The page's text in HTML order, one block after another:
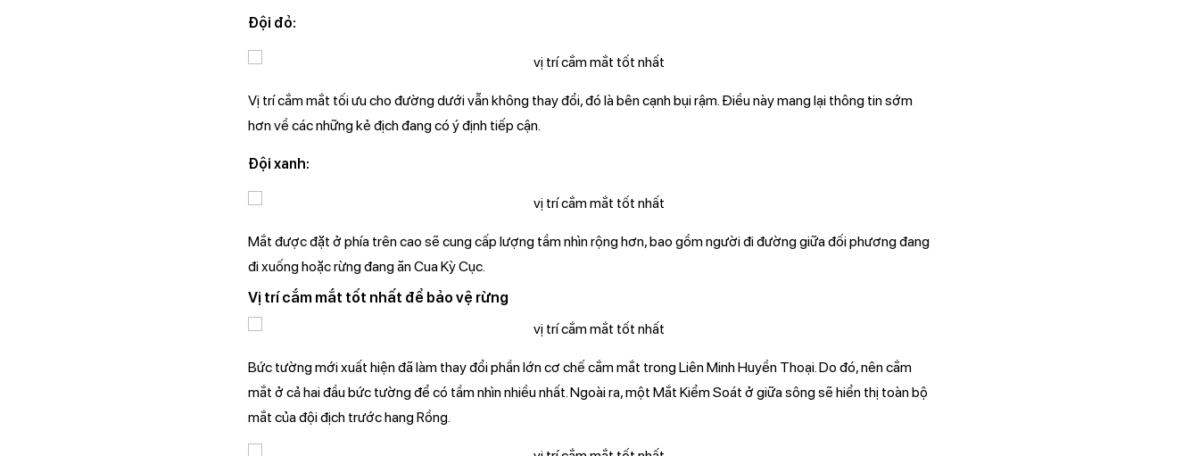
Đội đỏ:
Vị trí cắm mắt tối ưu cho đường dưới vẫn không thay đổi, đó là bên cạnh bụi rậm. Điều này mang lại thông tin sớm
hơn về các những kẻ địch đang có ý định tiếp cận.
Đội xanh:
Mắt được đặt ở phía trên cao sẽ cung cấp lượng tầm nhìn rộng hơn, bao gồm người đi đường giữa đối phương đang
đi xuống hoặc rừng đang ăn Cua Kỳ Cục.
Vị trí cắm mắt tốt nhất để bảo vệ rừng
Bức tường mới xuất hiện đã làm thay đổi phần lớn cơ chế cắm mắt trong Liên Minh Huyền Thoại. Do đó, nên cắm
mắt ở cả hai đầu bức tường để có tầm nhìn nhiều nhất. Ngoài ra, một Mắt Kiểm Soát ở giữa sông sẽ hiển thị toàn bộ
mắt của đội địch trước hang Rồng.